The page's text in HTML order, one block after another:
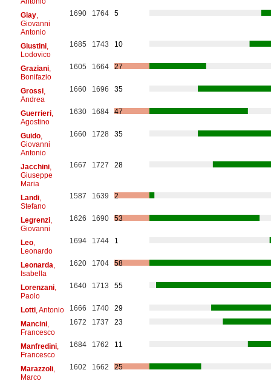
Giay,
Giovanni
Antonio
1690 1764 5
Giustini,
Lodovico
1685 1743 10
Graziani,
Bonifazio
1605 1664 27
Grossi,
Andrea
1660 1696 35
Guerrieri,
Agostino
1630 1684 47
Guido,
Giovanni
Antonio
1660 1728 35
Jacchini,
Giuseppe
Maria
1667 1727 28
Landi,
Stefano
1587 1639 2
Legrenzi,
Giovanni
1626 1690 53
Leo,
Leonardo
1694 1744 1
Leonarda
Isabella
1620 1704 58
Lorenzani,
Paolo
1640 1713 55
Lotti, Antonio 1666 1740
29
Mancini,
Francesco
1672 1737 23
Manfredini,
Francesco
1684 1762 11
Marazzoli,
Marco
1602 1662 25